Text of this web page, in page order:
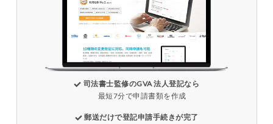
司法書士監修のGVA 法人登記なら
最短7分で申請書類を作成
郵送だけで登記申請手続きが完了